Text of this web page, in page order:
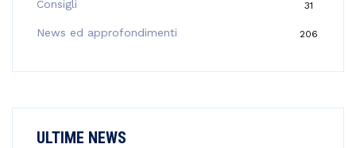
Consigli 31
News ed approfondimenti 206
ULTIME NEWS